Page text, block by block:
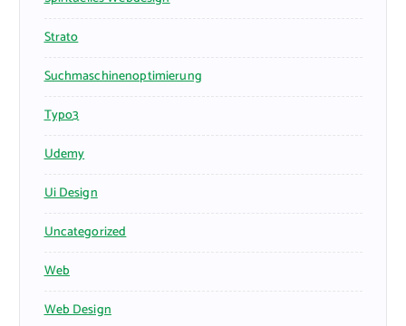
Strato
Suchmaschinenoptimierung
Typo3
Udemy
Ui Design
Uncategorized
Web
Web Design